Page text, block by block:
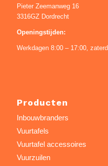
Pieter Zeemanweg 16
3316GZ Dordrecht
Openingstijden:
Werkdagen 8:00 – 17:00,
Producten
Inbouwbranders
Vuurtafels
Vuurtafel accessoires
Vuurzuilen